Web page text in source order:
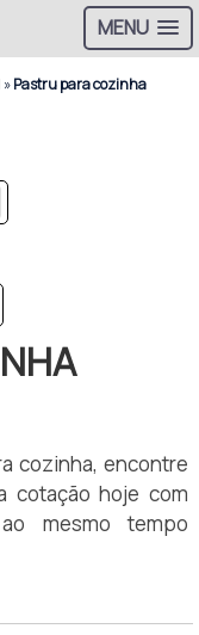
MENU
»Pastru para cozinha
cozinha, encontre
cotação hoje com
mesmo tempo